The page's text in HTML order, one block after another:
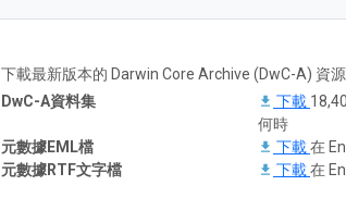
下載最新版本的 Darwin Core Archive (DwC-A) 資
DwC-A資料集
下載
何時
元數據EML檔
下載在
元數據RTF文字檔
下載在